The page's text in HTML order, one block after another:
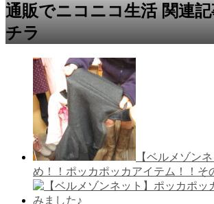
通販でニコニコ生活 関連
チラ
【ベルメゾン
め！！ポッカポッカアイテム！！そ